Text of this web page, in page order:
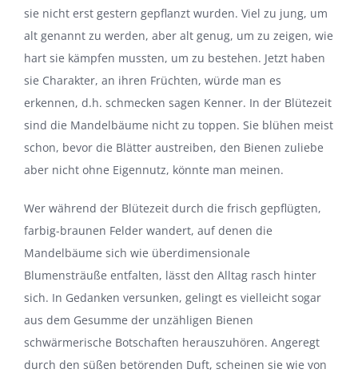
sie nicht erst gestern gepflanzt wurden. Viel zu jung, um
alt genannt zu werden, aber alt genug, um zu zeigen, wie
hart sie kämpfen mussten, um zu bestehen. Jetzt haben
sie Charakter, an ihren Früchten, würde man es
erkennen, d.h. schmecken sagen Kenner. In der Blütezeit
sind die Mandelbäume nicht zu toppen. Sie blühen meist
schon, bevor die Blätter austreiben, den Bienen zuliebe
aber nicht ohne Eigennutz, könnte man meinen.
Wer während der Blütezeit durch die frisch gepflügten,
farbig-braunen Felder wandert, auf denen die
Mandelbäume sich wie überdimensionale
Blumensträuße entfalten, lässt den Alltag rasch hinter
sich. In Gedanken versunken, gelingt es vielleicht sogar
aus dem Gesumme der unzähligen Bienen
schwärmerische Botschaften herauszuhören. Angeregt
durch den süßen betörenden Duft, scheinen sie wie von